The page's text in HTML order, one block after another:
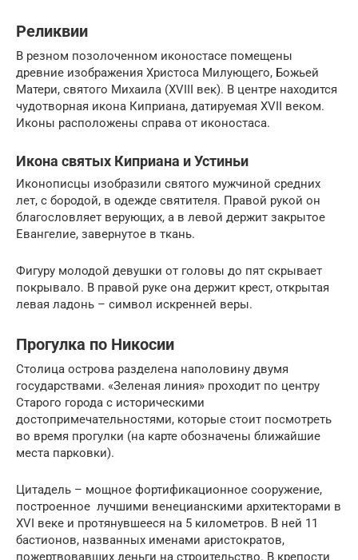
Реликвии
В резном позолоченном иконостасе помещены
древние изображения Христоса Милующего, Божьей
Матери, святого Михаила (XVIII век). В центре находится
чудотворная икона Киприана, датируемая XVII веком.
Иконы расположены справа от иконостаса.
Икона святых Киприана и Устиньи
Иконописцы изобразили святого мужчиной средних
лет, с бородой, в одежде святителя. Правой рукой он
благословляет верующих, а в левой держит закрытое
Евангелие, завернутое в ткань.
Фигуру молодой девушки от головы до пят скрывает
покрывало. В правой руке она держит крест, открытая
левая ладонь – символ искренней веры.
Прогулка по Никосии
Столица острова разделена наполовину двумя
государствами. «Зеленая линия» проходит по центру
Старого города с историческими
достопримечательностями, которые стоит посмотреть
во время прогулки (на карте обозначены ближайшие
места парковки).
Цитадель – мощное фортификационное сооружение,
построенное лучшими венецианскими архитекторами в
XVI веке и протянувшееся на 5 километров. В ней 11
бастионов, названных именами аристократов,
пожертвовавших деньги на строительство. В крепости